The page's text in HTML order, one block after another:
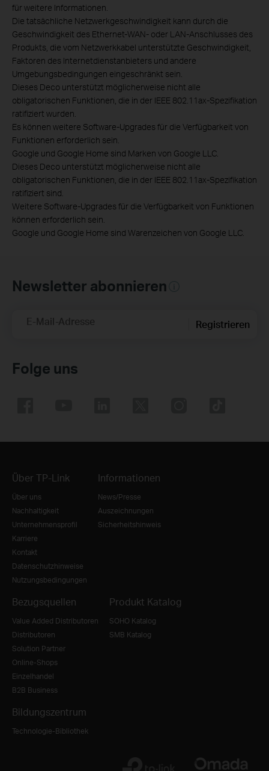
für weitere Informationen.
Die tatsächliche Netzwerkgeschwindigkeit kann durch die
Geschwindigkeit des Ethernet-WAN- oder LAN-Anschlusses des
Produkts, die vom Netzwerkkabel unterstützte Geschwindigkeit,
Faktoren des Internetdienstanbieters und andere
Umgebungsbedingungen eingeschränkt sein.
Dieses Deco unterstützt möglicherweise nicht alle
obligatorischen Funktionen, die in der IEEE 802.11ax-Spezifikation
ratifiziert wurden.
Es können weitere Software-Upgrades für die Verfügbarkeit von
Funktionen erforderlich sein.
Google und Google Home sind Marken von Google LLC.
Dieses Deco unterstützt möglicherweise nicht alle
obligatorischen Funktionen, die in der IEEE 802.11ax-Spezifikation
ratifiziert sind.
Weitere Software-Upgrades für die Verfügbarkeit von Funktionen
können erforderlich sein.
Google und Google Home sind Warenzeichen von Google LLC.
Newsletter abonnieren
E-Mail-Adresse Registrieren
Folge uns
Über TP-Link
Über uns
Nachhaltigkeit
Unternehmensprofil
Karriere
Kontakt
Datenschutzhinweise
Nutzungsbedingungen
Informationen
News/Presse
Auszeichnungen
Sicherheitshinweis
Bezugsquellen
Value Added Distributoren
Distributoren
Solution Partner
Online-Shops
Einzelhandel
B2B Business
Produkt Katalog
SOHO Katalog
SMB Katalog
Bildungszentrum
Technologie-Bibliothek